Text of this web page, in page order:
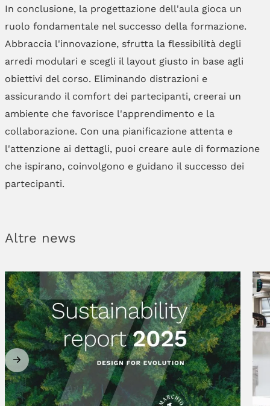
In conclusione, la progettazione dell'aula gioca un
ruolo fondamentale nel successo della formazione.
Abbraccia l'innovazione, sfrutta la flessibilità degli
arredi modulari e scegli il layout giusto in base agli
obiettivi del corso. Eliminando distrazioni e
assicurando il comfort dei partecipanti, creerai un
ambiente che favorisce l'apprendimento e la
collaborazione. Con una pianificazione attenta e
l'attenzione ai dettagli, puoi creare aule di formazione
che ispirano, coinvolgono e guidano il successo dei
partecipanti.
Altre news